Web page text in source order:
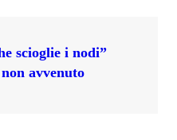
scioglie i nodi”
avvenuto